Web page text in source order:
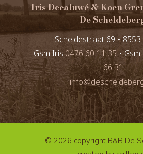
Iris Decaluwé & Koen
De
Scheldestraat 69 •
Gsm Iris 0476 60 11 35•
66 31
© 2026 copyright B&B De